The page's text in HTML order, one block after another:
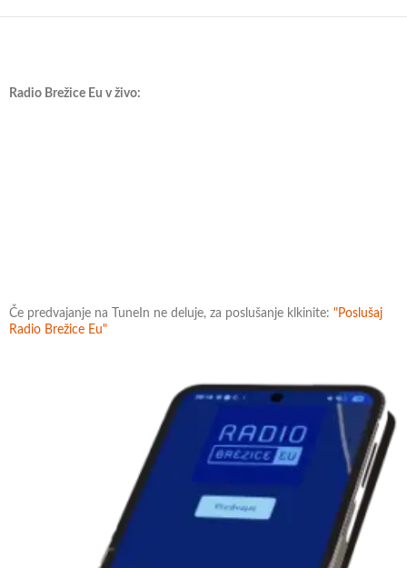
Radio Brežice Eu v živo:
Če predvajanje na TuneIn ne deluje, za poslušanje klkinite: "Poslušaj
Radio Brežice Eu"